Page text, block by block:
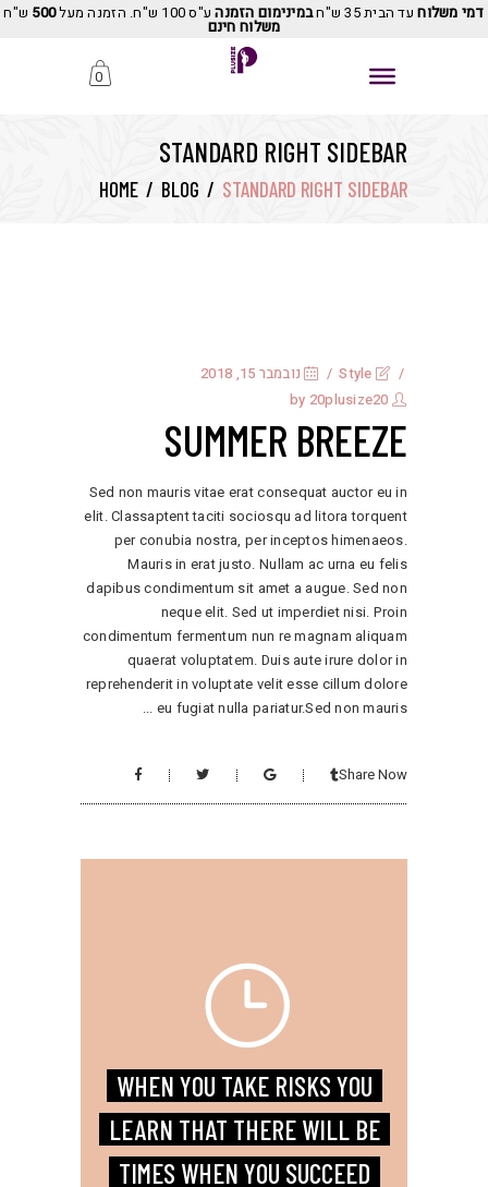
דמי משלוחעד הבית 35 ש"ח במינימום הזמנהע"ס 100 ש"ח. הזמנה מעל 500 ש"ח
משלוח חינם
0
STANDARD RIGHT SIDEBAR
HOME / BLOG / STANDARD RIGHT SIDEBAR
Style
נובמבר 15, 2018
20plusize20
SUMMER BREEZE
Sed non mauris vitae erat consequat auctor eu in
elit. Classaptent taciti sociosqu ad litora torquent
per conubia nostra, per inceptos himenaeos.
Mauris in erat justo. Nullam ac urna eu felis
dapibus condimentum sit amet a augue. Sed non
neque elit. Sed ut imperdiet nisi. Proin
condimentum fermentum nun re magnam aliquam
quaerat voluptatem. Duis aute irure dolor in
reprehenderit in voluptate velit esse cillum dolore
eu fugiat nulla pariatur.Sed non mauris
Share Now
WHEN YOU TAKE RISKS YOU
LEARN THAT THERE WILL BE
TIMES WHEN YOU SUCCEED